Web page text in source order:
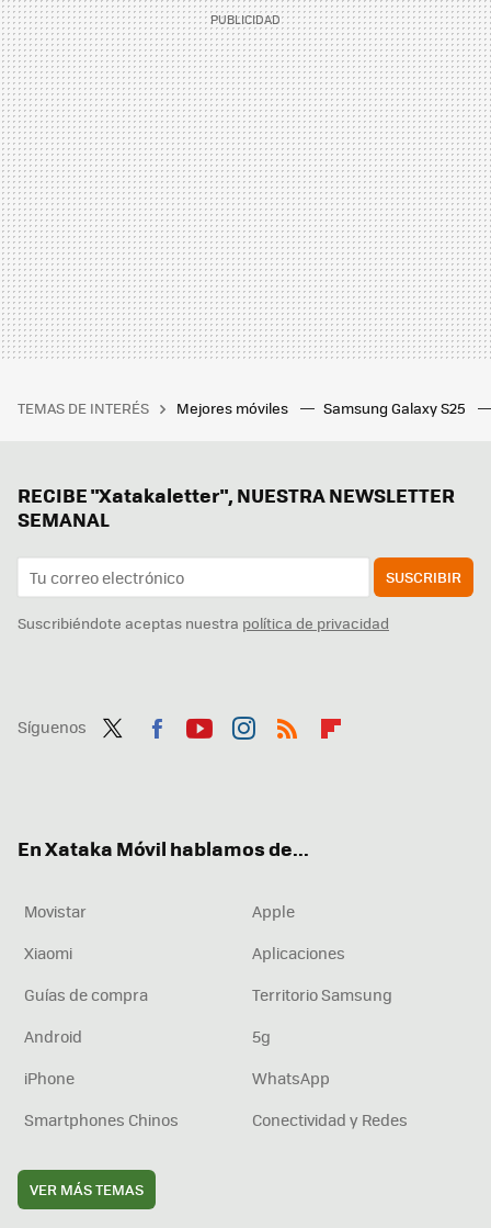
TEMAS DE INTERÉS Mejores móviles Samsung Galaxy S25
RECIBE "Xatakaletter", NUESTRA NEWSLETTER
SEMANAL
SUSCRIBIR
Suscribiéndote aceptas nuestra política de privacidad
Síguenos
En Xataka Móvil hablamos de...
Movistar
Apple
Xiaomi
Aplicaciones
Guías de compra
Territorio Samsung
Android
5g
iPhone
WhatsApp
Smartphones Chinos
Conectividad y Redes
VER MÁS TEMAS